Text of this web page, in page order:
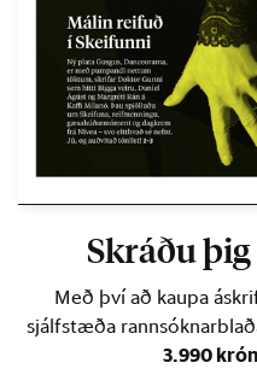
Skráðu
Með því að kaupa
sjálfstæða
3.990